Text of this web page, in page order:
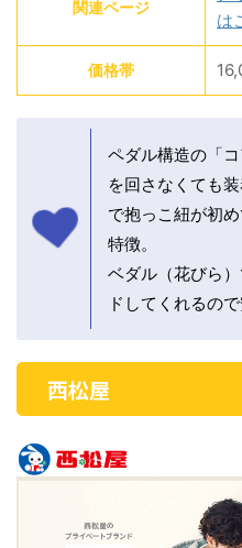
関連ページ
は
価格帯
ペダル構造の「
を回さなくても
で抱っこ紐が初
特徴。
ベダル（花びら
ドしてくれるの
西松屋